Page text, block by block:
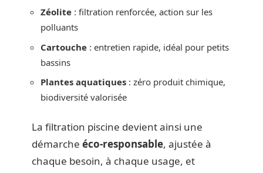
Zéolite : filtration renforcée, action sur les
polluants
Cartouche : entretien rapide, idéal pour petits
bassins
Plantes aquatiques : zéro produit chimique,
biodiversité valorisée
La filtration piscine devient ainsi une
démarche éco-responsable, ajustée à
chaque besoin, à chaque usage, et